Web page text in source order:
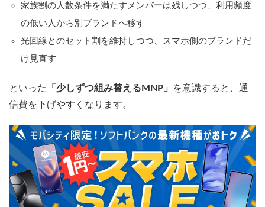
家族割の人数条件を満たすメンバーは残しつつ、利用頻度
の低い人から別ブランドへ移す
光回線とのセット割を維持しつつ、スマホ側のブランドだ
け見直す
といった 「少しずつ組み替えるMNP」
を意識すると、通
信費を下げやすくなります。